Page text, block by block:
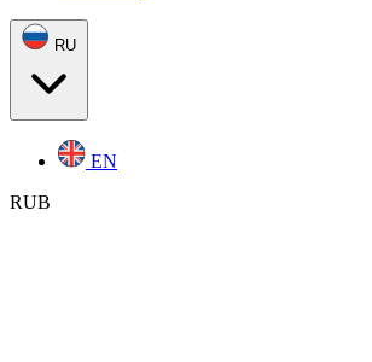
RU
EN
RUB